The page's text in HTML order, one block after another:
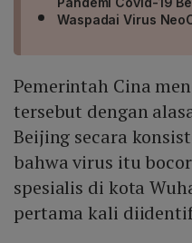
Waspadai Virus
Pemerintah Cina
tersebut dengan
Beijing secara
bahwa virus itu
spesialis di kota
pertama kali